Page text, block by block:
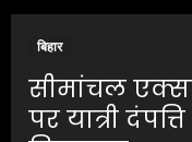
बिहार
सीमांचल
पर यात्री